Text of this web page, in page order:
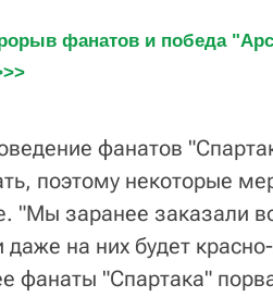
фанатов и победа
фанатов
поэтому некоторые
"Мы заранее заказали
даже на них будет
фанаты "Спартака"